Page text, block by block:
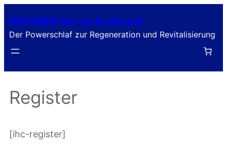
Inhalt
springen
BIOTHERIK-Kur von Dr. Kovarik
Der Powerschlaf zur Regeneration und Revitalisierung
Register
[ihc-register]